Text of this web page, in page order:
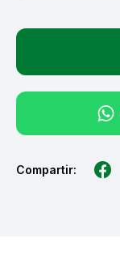
Compartir: